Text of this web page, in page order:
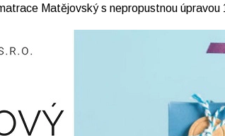
Matějovský s nepropustnou úpravou